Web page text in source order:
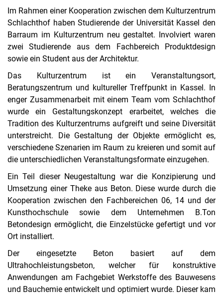
Im Rahmen einer Kooperation zwischen dem Kulturzentrum
Schlachthof haben Studierende der Universität Kassel den
Barraum im Kulturzentrum neu gestaltet. Involviert waren
zwei Studierende aus dem Fachbereich Produktdesign
sowie ein Student aus der Architektur.
Das Kulturzentrum ist ein Veranstaltungsort,
Beratungszentrum und kultureller Treffpunkt in Kassel. In
enger Zusammenarbeit mit einem Team vom Schlachthof
wurde ein Gestaltungskonzept erarbeitet, welches die
Tradition des Kulturzentrums aufgreift und seine Diversität
unterstreicht. Die Gestaltung der Objekte ermöglicht es,
verschiedene Szenarien im Raum zu kreieren und somit auf
die unterschiedlichen Veranstaltungsformate einzugehen.
Ein Teil dieser Neugestaltung war die Konzipierung und
Umsetzung einer Theke aus Beton. Diese wurde durch die
Kooperation zwischen den Fachbereichen 06, 14 und der
Kunsthochschule sowie dem Unternehmen B.Ton
Betondesign ermöglicht, die Einzelstücke gefertigt und vor
Ort installiert.
Der eingesetzte Beton basiert auf dem
Ultrahochleistungsbeton, welcher für konstruktive
Anwendungen am Fachgebiet Werkstoffe des Bauwesens
und Bauchemie entwickelt und optimiert wurde. Dieser kam